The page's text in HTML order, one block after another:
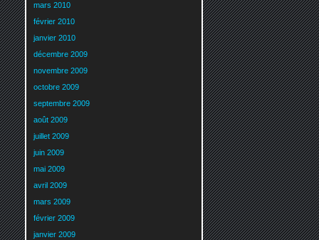
mars 2010
février 2010
janvier 2010
décembre 2009
novembre 2009
octobre 2009
septembre 2009
août 2009
juillet 2009
juin 2009
mai 2009
avril 2009
mars 2009
février 2009
janvier 2009